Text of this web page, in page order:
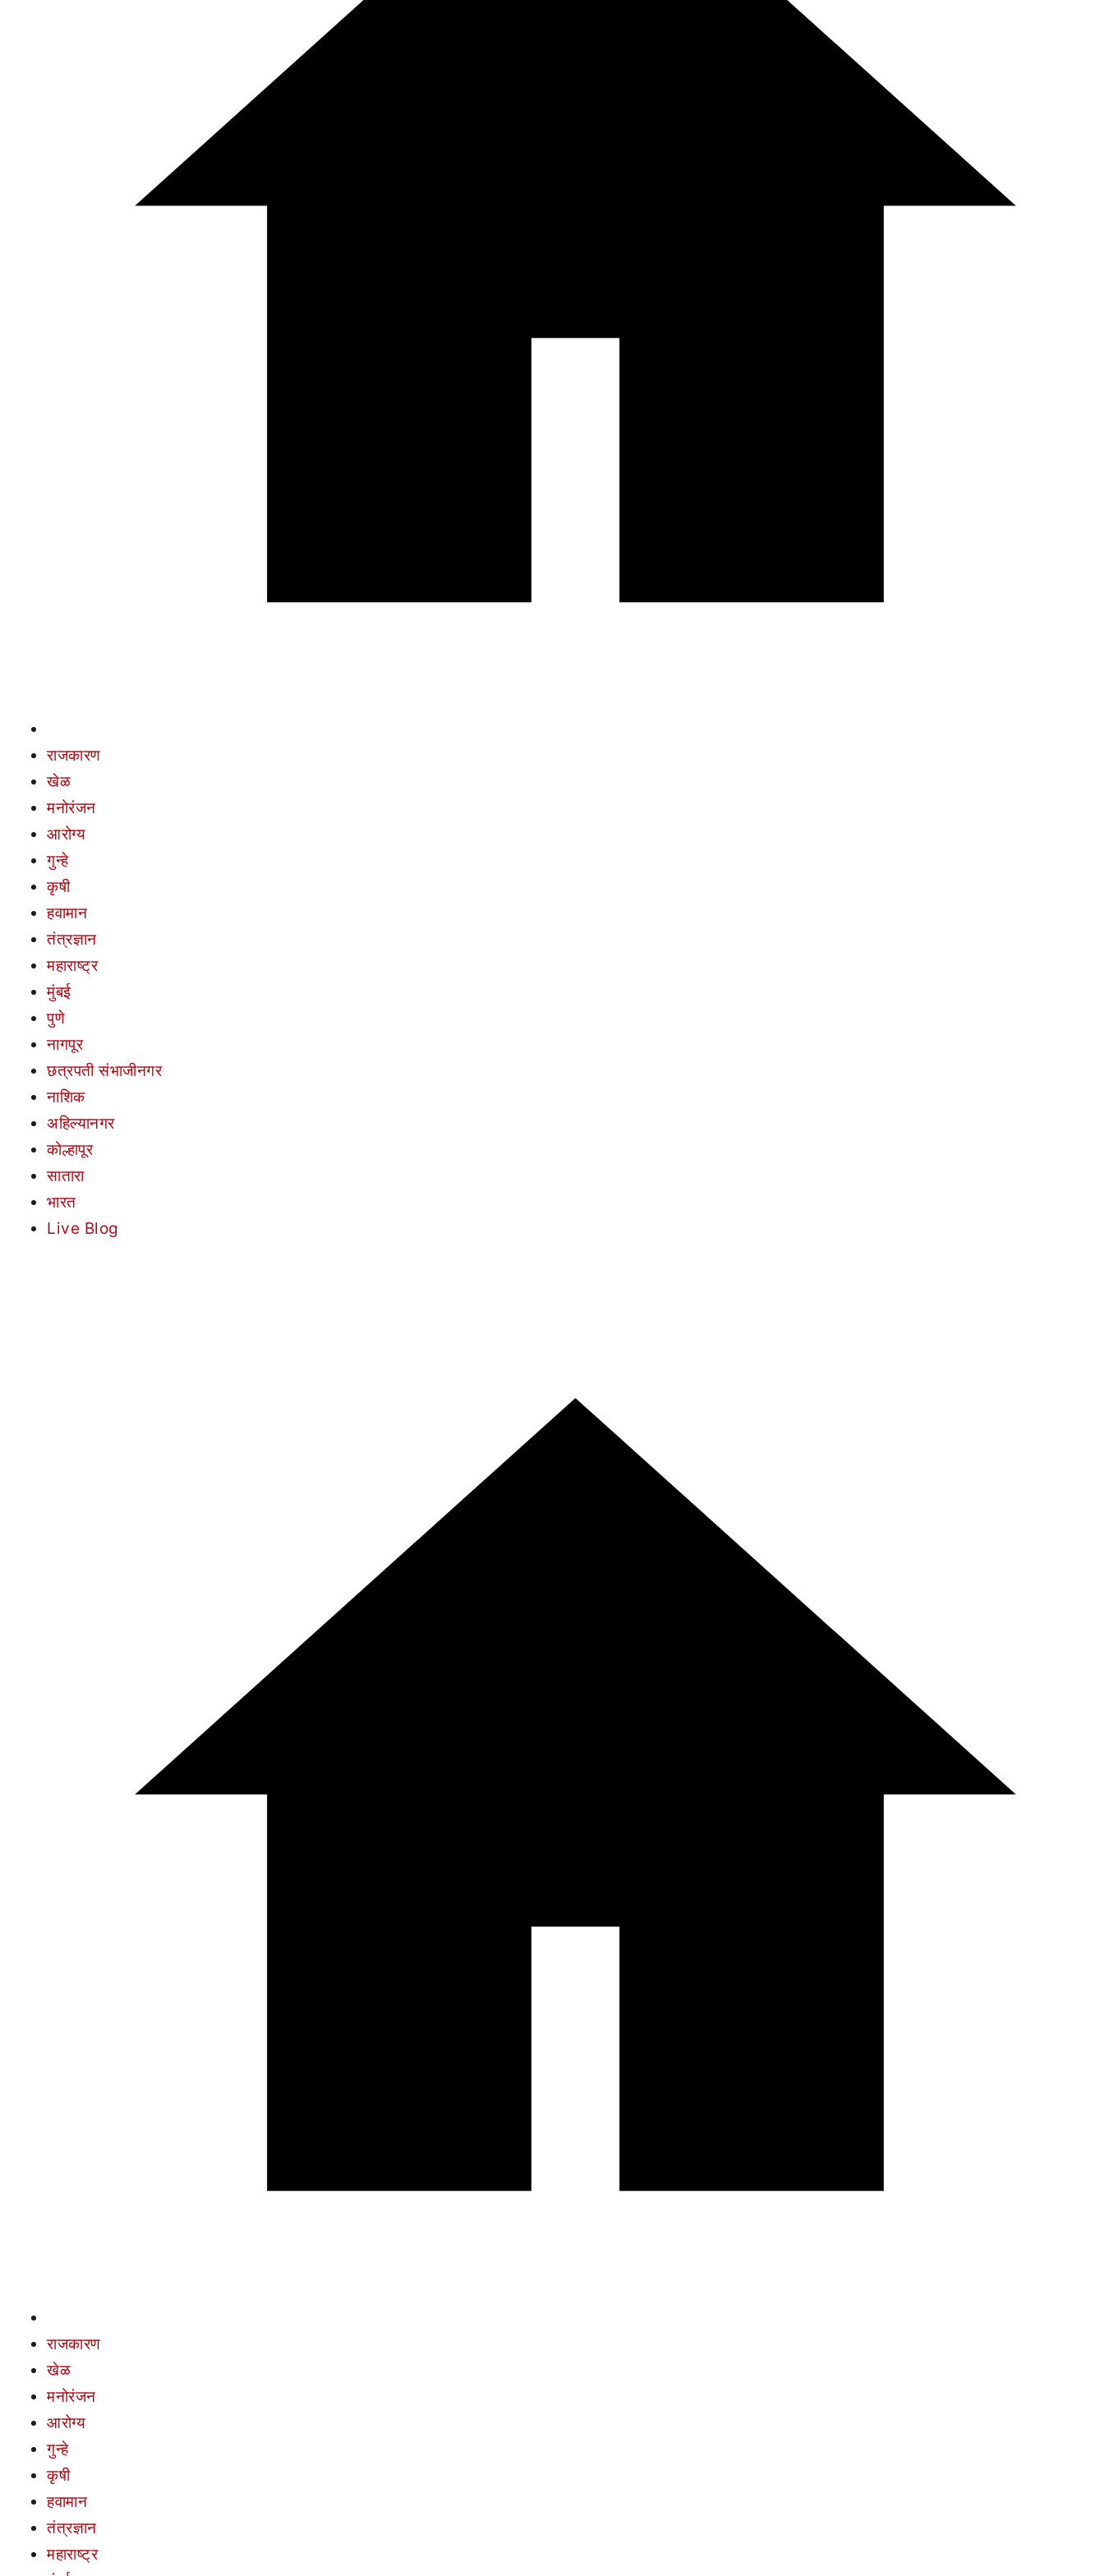
राजकारण
खेळ
मनोरंजन
आरोग्य
गुन्हे
कृषी
हवामान
तंत्रज्ञान
महाराष्ट्र
मुंबई
पुणे
नागपूर
छत्रपती संभाजीनगर
नाशिक
अहिल्यानगर
कोल्हापूर
सातारा
भारत
Live Blog
राजकारण
खेळ
मनोरंजन
आरोग्य
गुन्हे
कृषी
हवामान
तंत्रज्ञान
महाराष्ट्र